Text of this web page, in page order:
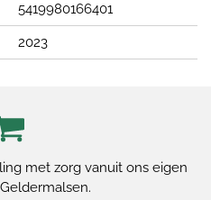
5419980166401
2023
met zorg vanuit ons eigen